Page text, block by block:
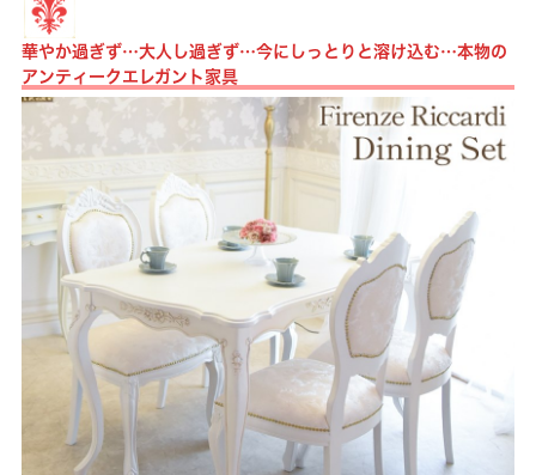
華やか過ぎず…大人し過ぎず…今にしっとりと溶け込む…本物の
アンティークエレガント家具